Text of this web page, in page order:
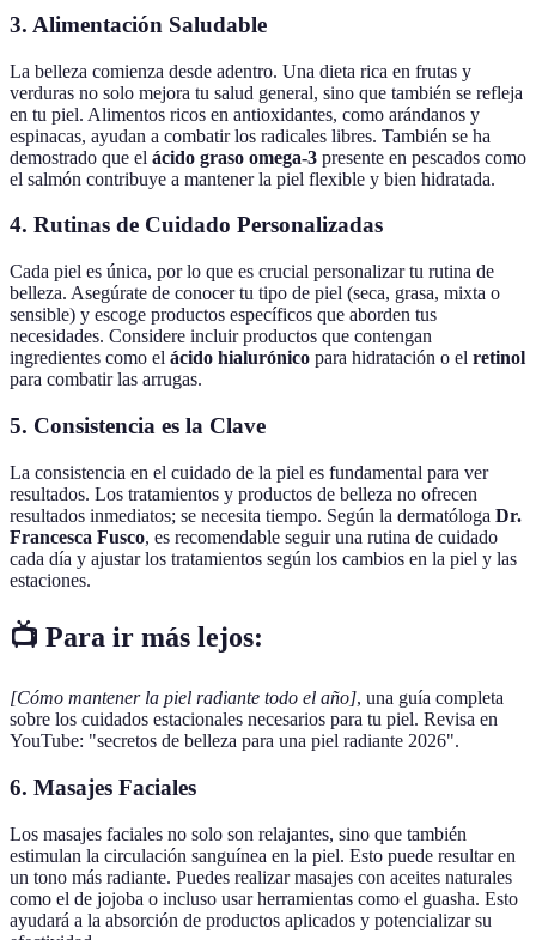
3. Alimentación Saludable
La belleza comienza desde adentro. Una dieta rica en frutas y
verduras no solo mejora tu salud general, sino que también se refleja
en tu piel. Alimentos ricos en antioxidantes, como arándanos y
espinacas, ayudan a combatir los radicales libres. También se ha
demostrado que el ácido graso omega-3 presente en pescados como
el salmón contribuye a mantener la piel flexible y bien hidratada.
4. Rutinas de Cuidado Personalizadas
Cada piel es única, por lo que es crucial personalizar tu rutina de
belleza. Asegúrate de conocer tu tipo de piel (seca, grasa, mixta o
sensible) y escoge productos específicos que aborden tus
necesidades. Considere incluir productos que contengan
ingredientes como el ácido hialurónico para hidratación o el retinol
para combatir las arrugas.
5. Consistencia es la Clave
La consistencia en el cuidado de la piel es fundamental para ver
resultados. Los tratamientos y productos de belleza no ofrecen
resultados inmediatos; se necesita tiempo. Según la dermatóloga Dr.
Francesca Fusco, es recomendable seguir una rutina de cuidado
cada día y ajustar los tratamientos según los cambios en la piel y las
estaciones.
📺 Para ir más lejos:
[Cómo mantener la piel radiante todo el año], una guía completa
sobre los cuidados estacionales necesarios para tu piel. Revisa en
YouTube: "secretos de belleza para una piel radiante 2026".
6. Masajes Faciales
Los masajes faciales no solo son relajantes, sino que también
estimulan la circulación sanguínea en la piel. Esto puede resultar en
un tono más radiante. Puedes realizar masajes con aceites naturales
como el de jojoba o incluso usar herramientas como el guasha. Esto
ayudará a la absorción de productos aplicados y potencializar su